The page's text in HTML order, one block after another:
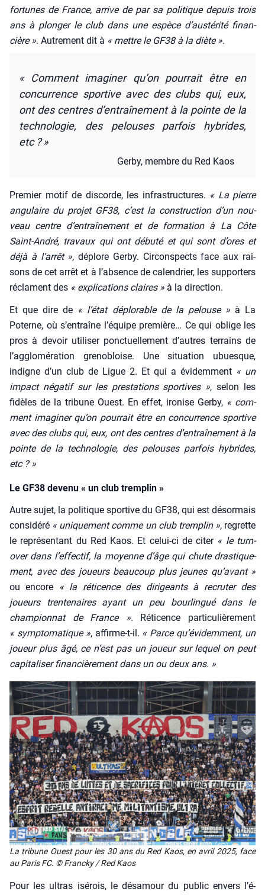
for­tunes de France, arrive de par sa poli­tique depuis trois
ans à plon­ger le club dans une espèce d’aus­té­ri­té finan­
cière ». Autre­ment dit à « mettre le GF38 à la diète ».
« Com­ment ima­gi­ner qu’on pour­rait être en
concur­rence spor­tive avec des clubs qui, eux,
ont des centres d’en­traî­ne­ment à la pointe de la
tech­no­lo­gie, des pelouses par­fois hybrides,
etc ? »
Ger­by, membre du Red Kaos
Pre­mier motif de dis­corde, les infra­struc­tures. « La pierre
angu­laire du pro­jet GF38, c’est la construc­tion d’un nou­
veau centre d’en­traî­ne­ment et de for­ma­tion à La Côte
Saint-André, tra­vaux qui ont débu­té et qui sont d’ores et
déjà à l’ar­rêt », déplore Ger­by. Cir­cons­pects face aux rai­
sons de cet arrêt et à l’ab­sence de calen­drier, les sup­por­ters
réclament des « expli­ca­tions claires » à la direc­tion.
Et que dire de « l’é­tat déplo­rable de la pelouse »à La
Poterne, où s’en­traîne l’é­quipe pre­mière… Ce qui oblige les
pros à devoir uti­li­ser ponc­tuel­le­ment d’autres ter­rains de
l’ag­glo­mé­ra­tion gre­no­bloise. Une situa­tion ubuesque,
indigne d’un club de Ligue 2. Et qui a évi­dem­ment « un
impact néga­tif sur les pres­ta­tions spor­tives », selon les
fidèles de la tri­bune Ouest. En effet, iro­nise Ger­by, « com­
ment ima­gi­ner qu’on pour­rait être en concur­rence spor­tive
avec des clubs qui, eux, ont des centres d’en­traî­ne­ment à la
pointe de la tech­no­lo­gie, des pelouses par­fois hybrides,
etc ? »
Le GF38 devenu « un club tremplin »
Autre sujet, la poli­tique spor­tive du GF38, qui est désor­mais
consi­dé­ré « uni­que­ment comme un club trem­plin », regrette
le repré­sen­tant du Red Kaos. Et celui-ci de citer « le turn-
over dans l’ef­fec­tif, la moyenne d’âge qui chute dras­ti­que­
ment, avec des joueurs beau­coup plus jeunes qu’a­vant »
ou encore
« la réti­cence des diri­geants à recru­ter des
joueurs tren­te­naires ayant un peu bour­lin­gué dans le
cham­pion­nat de France ». Réti­cence par­ti­cu­liè­re­ment
« symp­to­ma­tique », affirme-t-il. « Parce qu’é­vi­dem­ment, un
joueur plus âgé, ce n’est pas un joueur sur lequel on peut
capi­ta­li­ser finan­ciè­re­ment dans un ou deux ans. »
La tri­bune Ouest pour les 30 ans du Red Kaos, en avril 2025, face
au Paris FC. © Fran­cky / Red Kaos
Pour les ultras isé­rois, le désa­mour du public envers l’é­